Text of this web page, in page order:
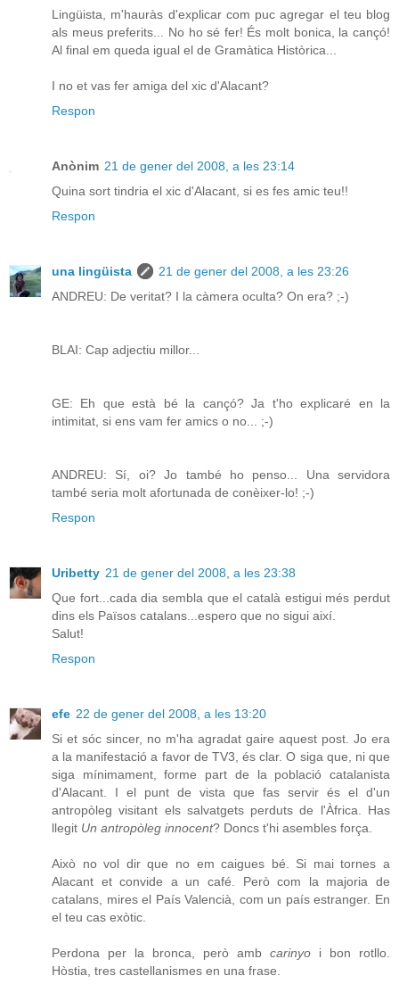
Lingüista, m'hauràs d'explicar com puc agregar el teu blog
als meus preferits... No ho sé fer! És molt bonica, la cançó!
Al final em queda igual el de Gramàtica Històrica...
I no et vas fer amiga del xic d'Alacant?
Respon
Anònim 21 de gener del 2008, a les 23:14
Quina sort tindria el xic d'Alacant, si es fes amic teu!!
Respon
una lingüista
21 de gener del 2008, a les 23:26
ANDREU: De veritat? I la càmera oculta? On era? ;-)
BLAI: Cap adjectiu millor...
GE: Eh que està bé la cançó? Ja t'ho explicaré en la
intimitat, si ens vam fer amics o no... ;-)
ANDREU: Sí, oi? Jo també ho penso... Una servidora
també seria molt afortunada de conèixer-lo! ;-)
Respon
Uribetty 21 de gener del 2008, a les 23:38
Que fort...cada dia sembla que el català estigui més perdut
dins els Països catalans...espero que no sigui així.
Salut!
Respon
efe 22 de gener del 2008, a les 13:20
Si et sóc sincer, no m'ha agradat gaire aquest post. Jo era
a la manifestació a favor de TV3, és clar. O siga que, ni que
siga mínimament, forme part de la població catalanista
d'Alacant. I el punt de vista que fas servir és el d'un
antropòleg visitant els salvatgets perduts de l'Àfrica. Has
llegit Un antropòleg innocent? Doncs t'hi asembles força.
Això no vol dir que no em caigues bé. Si mai tornes a
Alacant et convide a un café. Però com la majoria de
catalans, mires el País Valencià, com un país estranger. En
el teu cas exòtic.
Perdona per la bronca, però amb carinyo i bon rotllo.
Hòstia, tres castellanismes en una frase.